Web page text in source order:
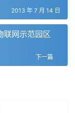
2013 年 7 月 14 日
联网示范园区
下一篇